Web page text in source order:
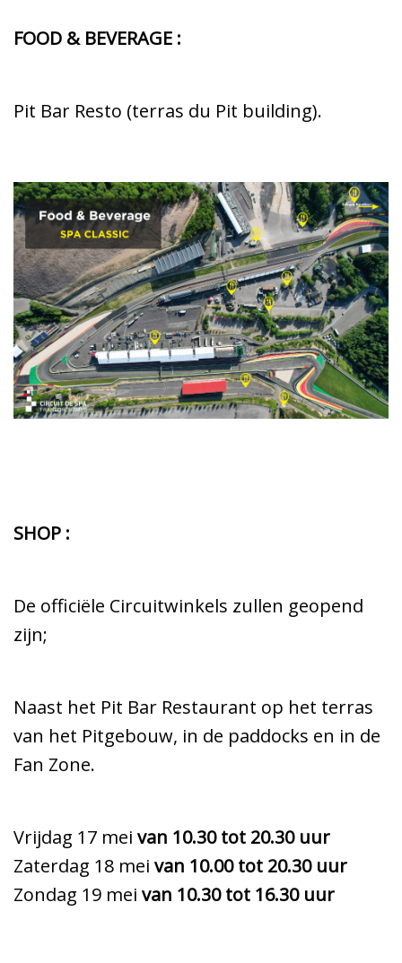
FOOD & BEVERAGE :
Pit Bar Resto (terras du Pit building).
SHOP :
De officiële Circuitwinkels zullen geopend
zijn;
Naast het Pit Bar Restaurant op het terras
van het Pitgebouw, in de paddocks en in de
Fan Zone.
Vrijdag 17 mei van 10.30 tot 20.30 uur
Zaterdag 18 mei van 10.00 tot 20.30 uur
Zondag 19 mei van 10.30 tot 16.30 uur